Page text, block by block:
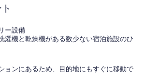
ー設備
濯機と乾燥機がある数少ない宿泊施設のひ
ョンにあるため、目的地にもすぐに移動で